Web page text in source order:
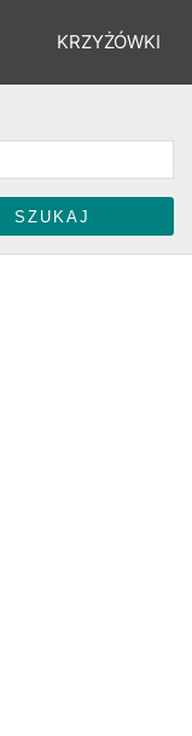
KRZYŻÓWKI
ŁAMIGŁÓWKI